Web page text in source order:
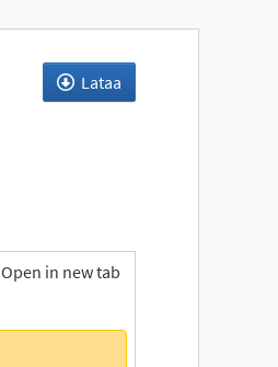
Lataa
Open in new tab